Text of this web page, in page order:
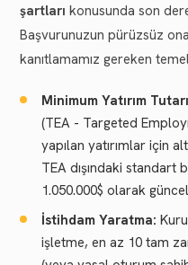
şartları konusunda son
Başvurunuzun pürüzsüz
kanıtlamamız gereken
Minimum Yatırım
(TEA - Targeted
yapılan yatırımlar için
TEA dışındaki
1.050.000$ olarak
İstihdam Yaratma:
işletme, en az 10 tam